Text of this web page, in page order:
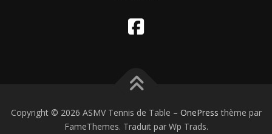
Copyright © 2026 ASMV Tennis de Table – OnePress thème par
FameThemes. Traduit par Wp Trads.